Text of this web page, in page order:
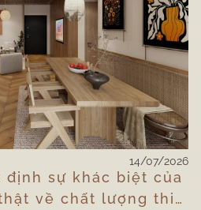
14/07/2026
sự khác biệt của
về chất lượng thi